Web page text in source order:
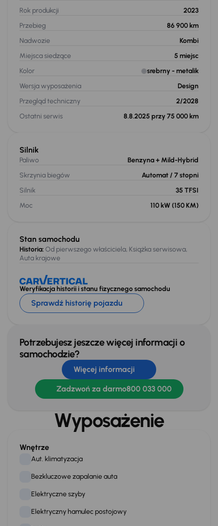
Rok produkcji
2023
Przebieg
86 900 km
Nadwozie
Kombi
Miejsca siedzące
5 miejsc
Kolor
srebrny - metalik
Wersja wyposażenia
Design
Przegląd techniczny
2/2028
Ostatni serwis
8.8.2025 przy 75 000 km
Stan samochodu
Historia:Od pierwszego właściciela, Książka serwisowa,
Auta krajowe
Weryfikacja historii i stanu fizycznego samochodu
Sprawdź historię pojazdu
Silnik
Paliwo Benzyna+ Mild-Hybrid
Skrzynia biegów
Automat / 7 stopni
Silnik
35 TFSI
Moc
110 kW (150 KM)
Potrzebujesz jeszcze więcej informacji o
samochodzie?
Więcej informacji
Zadzwoń za darmo800 033 000
Wyposażenie
Wnętrze
Aut. klimatyzacja
Bezkluczowe zapalanie auta
Elektryczne szyby
Elektryczny hamulec postojowy